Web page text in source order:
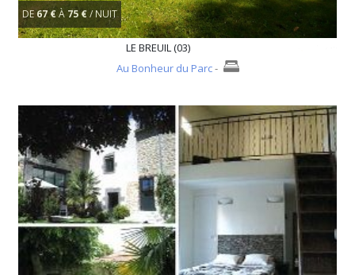
DE67 € À 75 €/ NUIT
LE BREUIL (03)
Au Bonheur du Parc-